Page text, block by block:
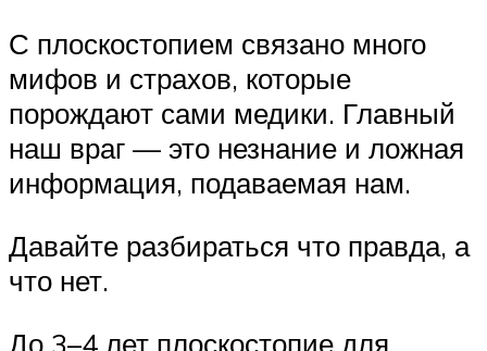
С плоскостопием связано много
мифов и страхов, которые
порождают сами медики. Главный
наш враг — это незнание и ложная
информация, подаваемая нам.
Давайте разбираться что правда, а
что нет.
До 3–4 лет плоскостопие для